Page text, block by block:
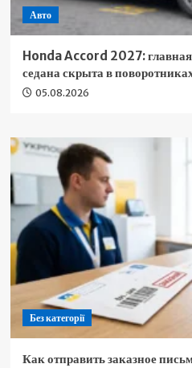
Авто
Honda Accord 2027:
седана скрыта в
05.08.2026
Без категорії
Как отправить заказное